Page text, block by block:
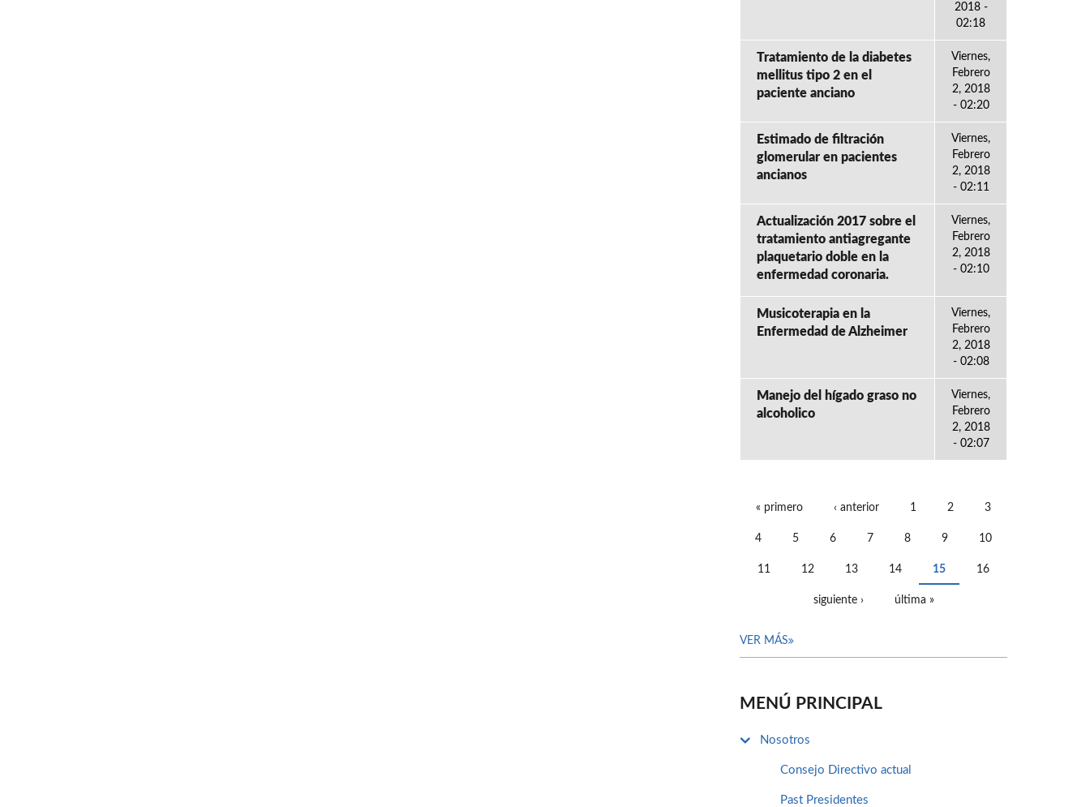
2018 -
02:18
Tratamiento de la diabetes
mellitus tipo 2 en el
paciente anciano
Viernes,
Febrero
2, 2018
- 02:20
Estimado de filtración
glomerular en pacientes
ancianos
Viernes,
Febrero
2, 2018
- 02:11
Actualización 2017 sobre el
tratamiento antiagregante
plaquetario doble en la
enfermedad coronaria.
Viernes,
Febrero
2, 2018
- 02:10
Musicoterapia en la
Enfermedad de Alzheimer
Viernes,
Febrero
2, 2018
- 02:08
Manejo del hígado graso no
alcoholico
Viernes,
Febrero
2, 2018
- 02:07
« primero ‹ anterior 1 2 3
4 5 6 7 8 9 10
11 12 13 14 15 16
siguiente › última »
VER MÁS
MENÚ PRINCIPAL
Nosotros
Consejo Directivo actual
Past Presidentes